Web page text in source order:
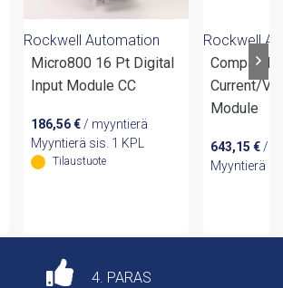
Rockwell Automation
Micro800 16 Pt Digital
Input Module CC
186,56€/ myyntierä
Myyntierä sis. 1 KPL
Tilaustuote
Rockwell
Current/
Module
643,15€ /
Myyntierä
4. PARAS